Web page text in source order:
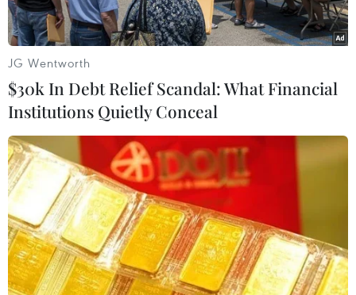
COVID-19: Cuba diễn biến phức tạp, Hàn
JG Wentworth
$30k In Debt Relief Scandal: What Financial
Institutions Quietly Conceal